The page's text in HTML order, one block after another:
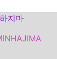
지마